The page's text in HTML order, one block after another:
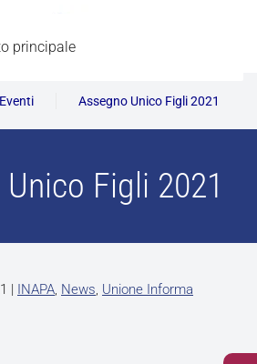
principale
Assegno Unico Figli 2021
Figli 2021
| INAPA, News, Unione Informa